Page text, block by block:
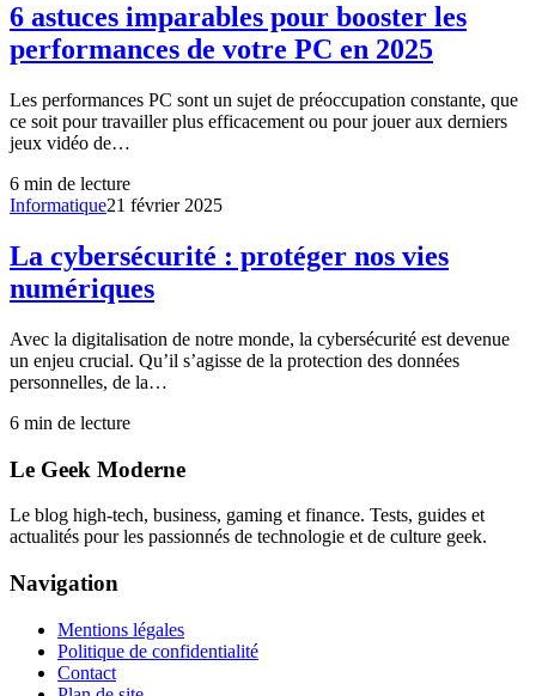
6 astuces imparables pour booster les
performances de votre PC en 2025
Les performances PC sont un sujet de préoccupation constante, que
ce soit pour travailler plus efficacement ou pour jouer aux derniers
jeux vidéo de…
6 min de lecture
Informatique21 février 2025
La cybersécurité : protéger nos vies
numériques
Avec la digitalisation de notre monde, la cybersécurité est devenue
un enjeu crucial. Qu’il s’agisse de la protection des données
personnelles, de la…
6 min de lecture
Le Geek Moderne
Le blog high-tech, business, gaming et finance. Tests, guides et
actualités pour les passionnés de technologie et de culture geek.
Navigation
Mentions légales
Politique de confidentialité
Contact